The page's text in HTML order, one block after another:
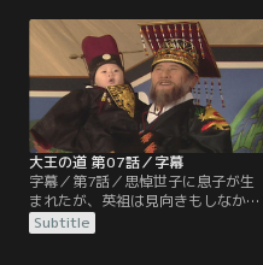
和平王女までもが他界してしまう。
英祖は、ちょう愛していた和平王女
の死により深い悲しみに暮れる。
大王の道 第07話／字幕
字幕／第7話／思悼世子に息子が生
まれたが、英祖は見向きもしなかっ
た。しかし、夢の中に和平王女が現
れ、不思議に思った英祖は孫の体を
Subtitle